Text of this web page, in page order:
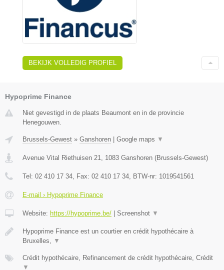
BEKIJK VOLLEDIG PROFIEL
Hypoprime Finance
Niet gevestigd in de plaats Beaumont en in de provincie
Henegouwen.
Brussels-Gewest » Ganshoren Google maps ▼
Avenue Vital Riethuisen 21, 1083 Ganshoren (Brussels-Gewest)
Tel: 02 410 17 34, Fax: 02 410 17 34, BTW-nr: 1019541561
E-mail › Hypoprime Finance
Website: https://hypoprime.be/ Screenshot ▼
Hypoprime Finance est un courtier en crédit hypothécaire à
Bruxelles, ▼
Crédit hypothécaire, Refinancement de crédit hypothécaire, Crédit
▼